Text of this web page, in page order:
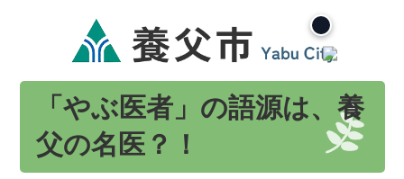
「やぶ医者」の語源は、養
父の名医？！